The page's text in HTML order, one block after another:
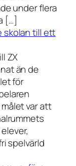
under flera
[…]
skolan till ett
ZX
än de
för
var att
spelvärld